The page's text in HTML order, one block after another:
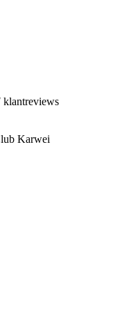
klantreviews
Karwei